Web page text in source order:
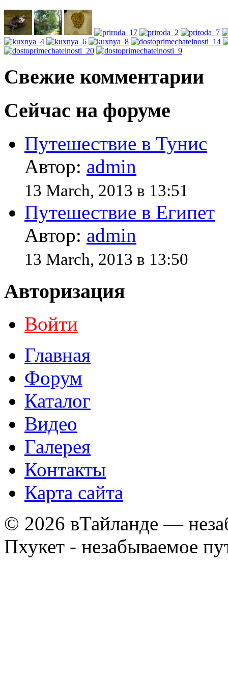
Свежие комментарии
Сейчас на форуме
Путешествие в Тунис
Автор: admin
13 March, 2013 в 13:51
Путешествие в Египет
Автор: admin
13 March, 2013 в 13:50
Авторизация
Войти
Главная
Форум
Каталог
Видео
Галерея
Контакты
Карта сайта
© 2026 вТайланде —
Пхукет - незабываемое